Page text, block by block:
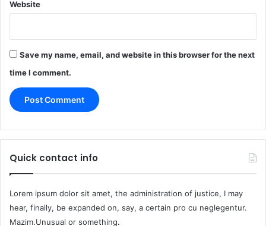
Website
Save my name, email, and website in this browser for the next
time I comment.
Quick contact info
Lorem ipsum dolor sit amet, the administration of justice, I may
hear, finally, be expanded on, say, a certain pro cu neglegentur.
Mazim.Unusual or something.